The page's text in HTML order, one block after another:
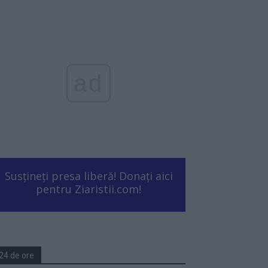
Susțineți presa liberă! Donați aici
pentru Ziaristii.com!
de ore